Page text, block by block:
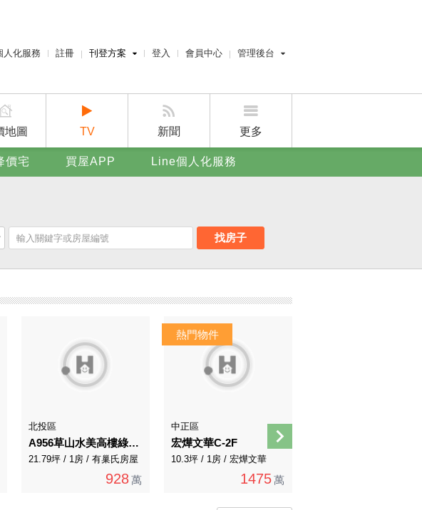
人化服務 註冊 刊登方案
賣屋刊登
廣告刊登
登入 會員中心 管理後台
屋主管理後台
地圖 TV 新聞 更多
賣屋刊登
價宅 買屋APP Line個人化服務
找房子
北投區
A956草山水美高樓綠景溫泉宅
21.79坪 / 1房 / 有巢氏房屋
928 萬
中正區
宏燁文華C-2F
10.3坪 / 1房 / 宏燁文華
1475 萬